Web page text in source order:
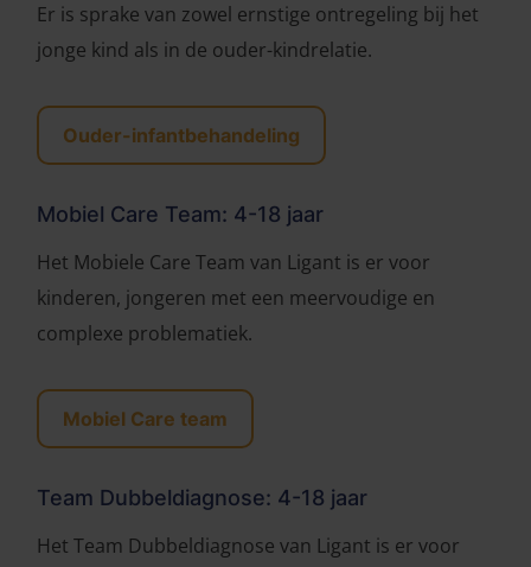
Er is sprake van zowel ernstige ontregeling bij het
jonge kind als in de ouder-kindrelatie.
Ouder-infantbehandeling
Mobiel Care Team: 4-18 jaar
Het Mobiele Care Team van Ligant is er voor
kinderen, jongeren met een meervoudige en
complexe problematiek.
Mobiel Care team
Team Dubbeldiagnose: 4-18 jaar
Het Team Dubbeldiagnose van Ligant is er voor